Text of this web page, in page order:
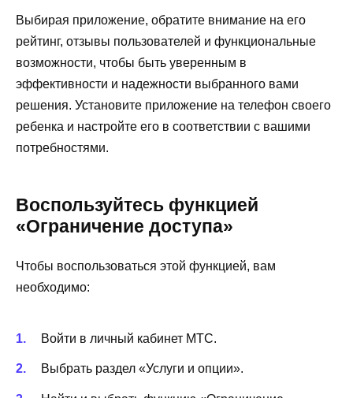
Выбирая приложение, обратите внимание на его
рейтинг, отзывы пользователей и функциональные
возможности, чтобы быть уверенным в
эффективности и надежности выбранного вами
решения. Установите приложение на телефон своего
ребенка и настройте его в соответствии с вашими
потребностями.
Воспользуйтесь функцией
«Ограничение доступа»
Чтобы воспользоваться этой функцией, вам
необходимо:
Войти в личный кабинет МТС.
Выбрать раздел «Услуги и опции».